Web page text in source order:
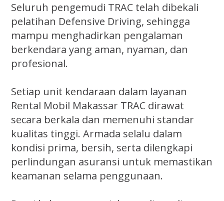
Seluruh pengemudi TRAC telah dibekali
pelatihan Defensive Driving, sehingga
mampu menghadirkan pengalaman
berkendara yang aman, nyaman, dan
profesional.
Setiap unit kendaraan dalam layanan
Rental Mobil Makassar TRAC dirawat
secara berkala dan memenuhi standar
kualitas tinggi. Armada selalu dalam
kondisi prima, bersih, serta dilengkapi
perlindungan asuransi untuk memastikan
keamanan selama penggunaan.